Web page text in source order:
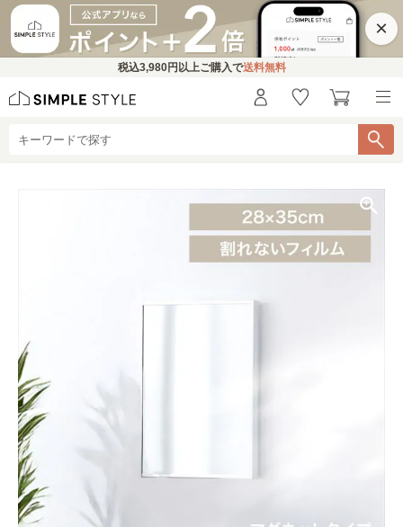
×
税込3,980円 以上ご購入で送料無料